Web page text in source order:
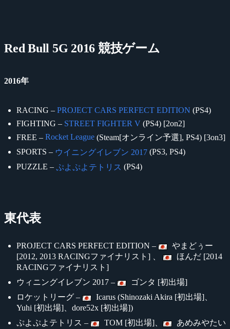
Red Bull 5G 2016 競技ゲーム
2016年
RACING – PROJECT CARS PERFECT EDITION (PS4)
FIGHTING – STREET FIGHTER V (PS4) [2on2]
FREE – Rocket League (Steam[オンライン予選], PS4) [3on3]
SPORTS – ウイニングイレブン 2017 (PS3, PS4)
PUZZLE – ぷよぷよテトリス (PS4)
東代表
PROJECT CARS PERFECT EDITION –
やまどぅー
[2012, 2013 RACINGファイナリスト] 、
ほんだ [2014
RACINGファイナリスト]
ウィニングイレブン 2017 –
ゴンタ [初出場]
ロケットリーグ –
Icarus (Shinozaki Akira [初出場]、
Yuhi [初出場]、dore52x [初出場])
ぷよぷよテトリス –
TOM [初出場]、 あめみやたい